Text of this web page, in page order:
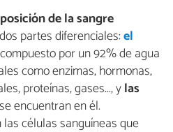
de la sangre
partes diferenciales:el
por un 92% de agua
como enzimas, hormonas,
proteínas, gases..., ylas
encuentran en él.
células sanguíneas que